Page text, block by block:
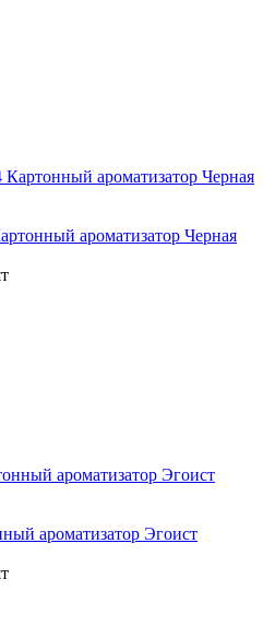
ароматизатор Черная
ароматизатор Эгоист